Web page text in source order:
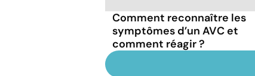
Comment reconnaître les
symptômes d’un AVC et
comment réagir ?